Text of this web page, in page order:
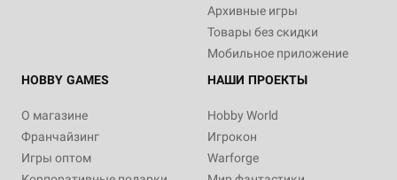
Архивные игры
Товары без скидки
Мобильное приложение
HOBBY GAMES
О магазине
Франчайзинг
Игры оптом
НАШИ ПРОЕКТЫ
Hobby World
Игрокон
Warforge